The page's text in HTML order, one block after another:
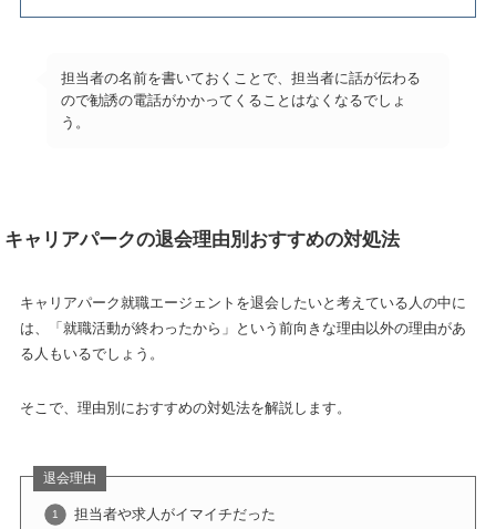
担当者の名前を書いておくことで、担当者に話が伝わる
ので勧誘の電話がかかってくることはなくなるでしょ
う。
キャリアパークの退会理由別おすすめの対処法
キャリアパーク就職エージェントを退会したいと考えている人の中に
は、「就職活動が終わったから」という前向きな理由以外の理由があ
る人もいるでしょう。
そこで、理由別におすすめの対処法を解説します。
退会理由
担当者や求人がイマイチだった